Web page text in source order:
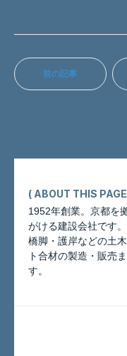
前の記事
このページに
( ABOUT THIS
1952年創業。京都を
がける建設会社です
橋脚・護岸などの土
ト合材の製造・販売
す。